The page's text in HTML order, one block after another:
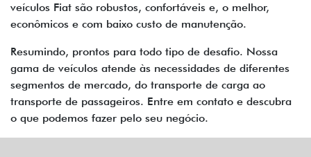
veículos Fiat são robustos, confortáveis e, o melhor,
econômicos e com baixo custo de manutenção.
Resumindo, prontos para todo tipo de desafio. Nossa
gama de veículos atende às necessidades de diferentes
segmentos de mercado, do transporte de carga ao
transporte de passageiros. Entre em contato e descubra
o que podemos fazer pelo seu negócio.